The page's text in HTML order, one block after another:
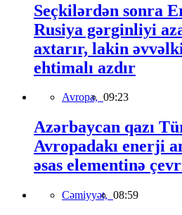
Seçkilərdən sonra
Rusiya gərginliyi
axtarır, lakin
ehtimalı azdır
Avropa, 09:23
Azərbaycan qazı
Avropadakı enerji
əsas elementinə
Cəmiyyət, 08:59